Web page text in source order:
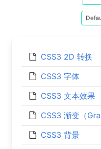
CSS3 2D 转换
CSS3 字体
CSS3 文本效果
CSS3 渐变（
CSS3 背景